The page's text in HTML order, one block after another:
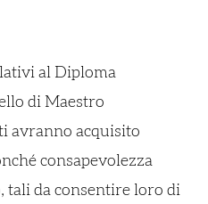
al Diploma
di Maestro
avranno acquisito
consapevolezza
tali da consentire loro di